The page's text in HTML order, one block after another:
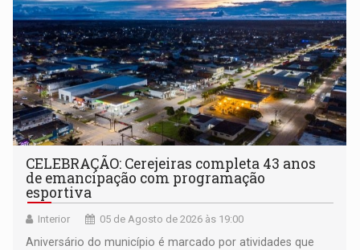
CELEBRAÇÃO: Cerejeiras completa 43 anos
de emancipação com programação
esportiva
Interior 05 de Agosto de 2026 às 19:00
Aniversário do município é marcado por atividades que